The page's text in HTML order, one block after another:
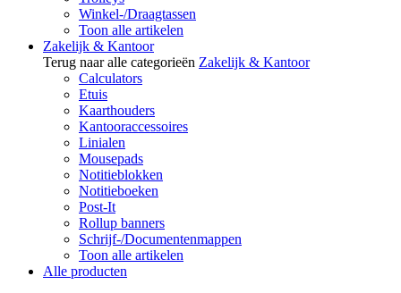
Winkel-/Draagtassen
Toon alle artikelen
Zakelijk & Kantoor
Terug naar alle categorieën Zakelijk & Kantoor
Calculators
Etuis
Kaarthouders
Kantooraccessoires
Linialen
Mousepads
Notitieblokken
Notitieboeken
Post-It
Rollup banners
Schrijf-/Documentenmappen
Toon alle artikelen
Alle producten